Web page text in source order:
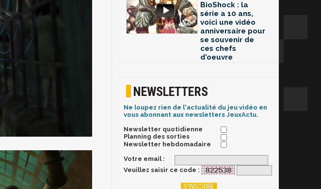
BioShock : la
série a 10 ans,
voici une vidéo
anniversaire pour
se souvenir de
ces chefs
d'oeuvre
NEWSLETTERS
Ne loupez rien de l'actualité du jeu vidéo en
vous abonnant aux newsletters JeuxActu.
Newsletter quotidienne
Planning des sorties
Newsletter hebdomadaire
Votre email :
Veuillez saisir ce code :